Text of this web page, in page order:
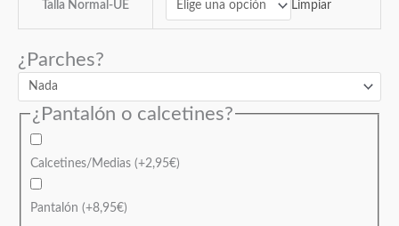
Talla Normal-UE Limpiar
¿Parches?
¿Pantalón o calcetines?
Calcetines/Medias(+2,95€)
Pantalón(+8,95€)